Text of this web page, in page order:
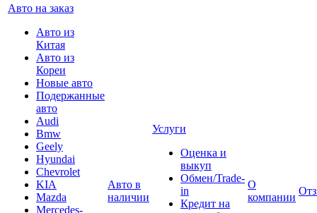
Авто на заказ
Авто из
Китая
Авто из
Кореи
Новые авто
Подержанные
авто
Audi
Bmw
Geely
Hyundai
Chevrolet
KIA
Mazda
Mercedes-
Авто в
наличии
Услуги
Оценка и
выкуп
Обмен/Trade-
in
Кредит на
О
компании